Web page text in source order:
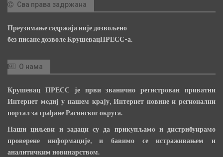
Сва права задржана
Преузимање садржаја није дозвољено
без писане дозволе КрушевацПРЕСС-а.
О нама
Крушевац ПРЕСС је први званично регистрован приватни
Интернет медиј у нашем крају, Интернет новине и регионални
портал за грађане Расинског округа.
Наши циљеви и задаци су да прикупљамо и дистрибуирамо
проверене информације, и бавимо се истраживањем и
аналитичким новинарством.